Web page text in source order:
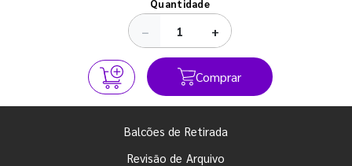
Quantidade
− +
Comprar
Balcões de Retirada
Revisão de Arquivo